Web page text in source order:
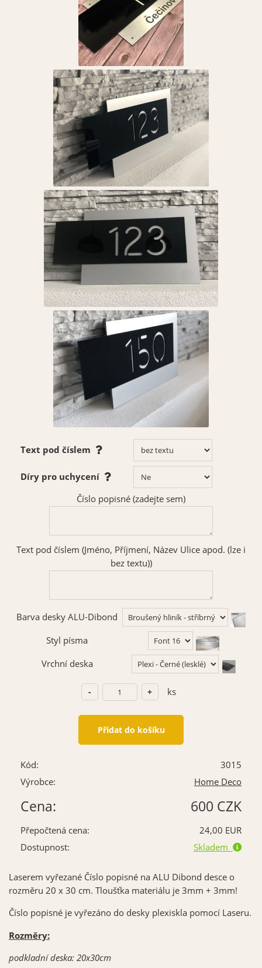
Text pod číslem
Díry pro uchycení
Číslo popisné (zadejte sem)
Text pod číslem (Jméno, Příjmení, Název Ulice apod. (lze i
bez textu))
Barva desky ALU-Dibond
Styl písma
Vrchní deska
ks
Kód:
3015
Výrobce:
Home Deco
Cena: 600 CZK
Přepočtená cena:
24,00 EUR
Dostupnost:
Skladem
Laserem vyřezané Číslo popisné na ALU Dibond desce o
rozměru 20 x 30 cm. Tloušťka materiálu je 3mm + 3mm!
Číslo popisné je vyřezáno do desky plexiskla pomocí Laseru.
Rozměry:
podkladní deska: 20x30cm